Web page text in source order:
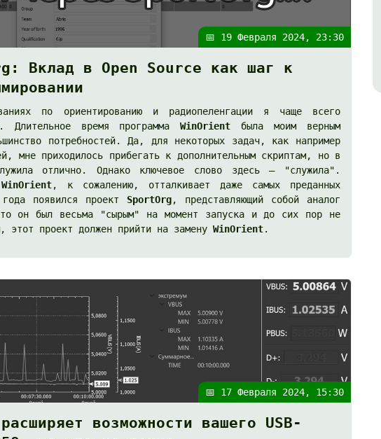
📅 19 Февраля 2024, 23:30
Вклад в Open Source как шаг к
по ориентированию и радиопеленгации я чаще всего
Длительное время программаWinOrientбыла моим верным
потребностей. Да, для некоторых задач, как например
мне приходилось прибегать к дополнительным скриптам, но в
отлично. Однако ключевое слово здесь – "служила".
WinOrient, к сожалению, отталкивает даже самых преданных
появился проект SportOrg, представляющий собой аналог
он был весьма "сырым" на момент запуска и до сих пор не
этот проект должен прийти на замену WinOrient.
📅 17 Февраля 2024, 15:30
возможности вашего USB-